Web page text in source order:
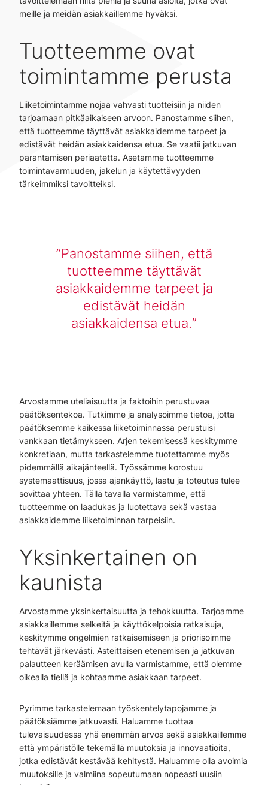
meille ja meidän asiakkaillemme hyväksi.
Tuotteemme ovat
toimintamme perusta
Liiketoimintamme nojaa vahvasti tuotteisiin ja niiden
tarjoamaan pitkäaikaiseen arvoon. Panostamme siihen,
että tuotteemme täyttävät asiakkaidemme tarpeet ja
edistävät heidän asiakkaidensa etua. Se vaatii jatkuvan
parantamisen periaatetta. Asetamme tuotteemme
toimintavarmuuden, jakelun ja käytettävyyden
tärkeimmiksi tavoitteiksi.
Panostamme siihen, että
tuotteemme täyttävät
asiakkaidemme tarpeet ja
edistävät heidän
asiakkaidensa etua.
Arvostamme uteliaisuutta ja faktoihin perustuvaa
päätöksentekoa. Tutkimme ja analysoimme tietoa, jotta
päätöksemme kaikessa liiketoiminnassa perustuisi
vankkaan tietämykseen. Arjen tekemisessä keskitymme
konkretiaan, mutta tarkastelemme tuotettamme myös
pidemmällä aikajänteellä. Työssämme korostuu
systemaattisuus, jossa ajankäyttö, laatu ja toteutus tulee
sovittaa yhteen. Tällä tavalla varmistamme, että
tuotteemme on laadukas ja luotettava sekä vastaa
asiakkaidemme liiketoiminnan tarpeisiin.
Yksinkertainen on
kaunista
Arvostamme yksinkertaisuutta ja tehokkuutta. Tarjoamme
asiakkaillemme selkeitä ja käyttökelpoisia ratkaisuja,
keskitymme ongelmien ratkaisemiseen ja priorisoimme
tehtävät järkevästi. Asteittaisen etenemisen ja jatkuvan
palautteen keräämisen avulla varmistamme, että olemme
oikealla tiellä ja kohtaamme asiakkaan tarpeet.
Pyrimme tarkastelemaan työskentelytapojamme ja
päätöksiämme jatkuvasti. Haluamme tuottaa
tulevaisuudessa yhä enemmän arvoa sekä asiakkaillemme
että ympäristölle tekemällä muutoksia ja innovaatioita,
jotka edistävät kestävää kehitystä. Haluamme olla avoimia
muutoksille ja valmiina sopeutumaan nopeasti uusiin